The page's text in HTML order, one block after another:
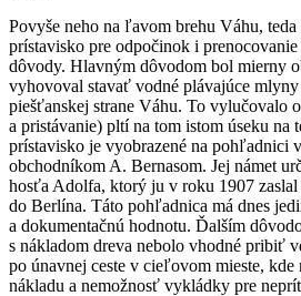
Povyše neho na ľavom brehu Váhu,
prístavisko pre odpočinok i
dôvody. Hlavným dôvodom bol mierny
vyhovoval stavať vodné plávajúce mlyny
piešťanskej strane Váhu. To vylučovalo
a pristávanie) pltí na tom istom úseku na
prístavisko je vyobrazené na pohľadnici
obchodníkom A. Bernasom. Jej námet
hosťa Adolfa, ktorý ju v roku 1907
do Berlína. Táto pohľadnica má dnes
a dokumentačnú hodnotu. Ďalším
s nákladom dreva nebolo vhodné pribiť
po únavnej ceste v cieľovom mieste,
nákladu a nemožnosť vykládky pre